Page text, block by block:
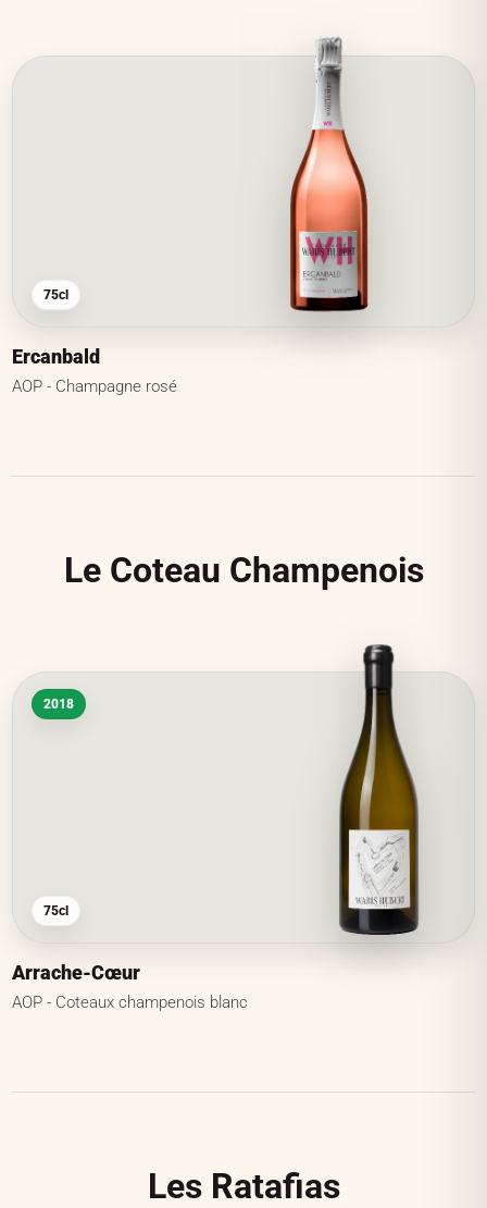
75cl
Ercanbald
AOP - Champagne rosé
Le Coteau Champenois
2018
75cl
Arrache-Cœur
AOP - Coteaux champenois blanc
Les Ratafias